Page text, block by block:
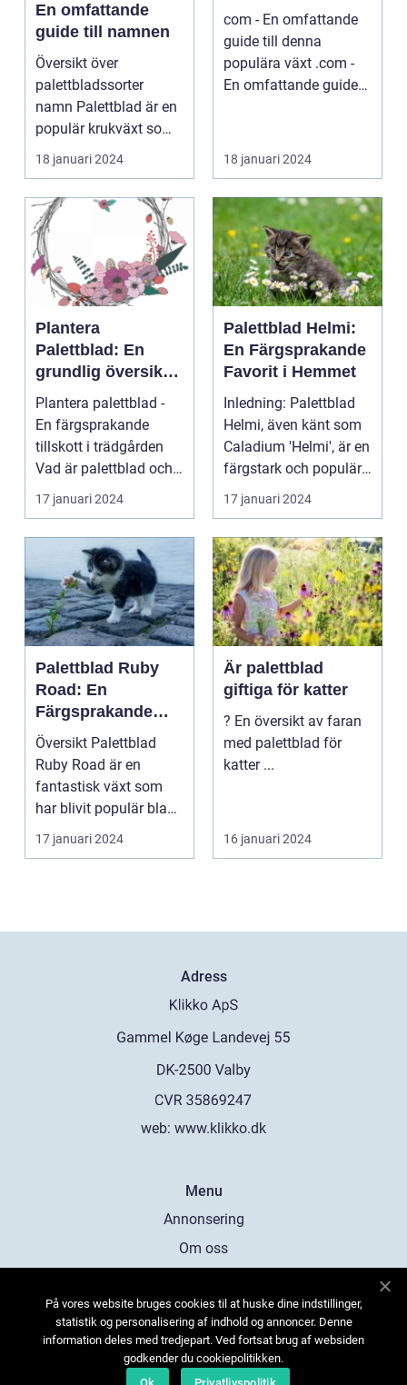
En omfattande
guide till namnen
Översikt över
palettbladssorter
namn Palettblad är en
populär krukväxt som
blivit allt mer eftertra...
18 januari 2024
com - En omfattande
guide till denna
populära växt .com -
En omfattande guide
18 januari 2024
Plantera
Palettblad: En
grundlig översikt
och presentation
Plantera palettblad -
En färgsprakande
tillskott i trädgården
Vad är palettblad och
vilka typer fin...
17 januari 2024
Palettblad Helmi:
En Färgsprakande
Favorit i Hemmet
Inledning: Palettblad
Helmi, även känt som
Caladium 'Helmi', är en
färgstark och populär
växt som ha...
17 januari 2024
Palettblad Ruby
Road: En
Färgsprakande
Skapelse För
Trädgården
Översikt Palettblad
Ruby Road är en
fantastisk växt som
har blivit populär bland
trädgårdsentusiast...
17 januari 2024
Är palettblad
giftiga för katter
? En översikt av faran
med palettblad för
katter ...
16 januari 2024
Adress
web: www.klikko.dk
Menu
Annonsering
Om oss
Kontakta oss
Sitemap
På vores website bruges cookies til at huske dine indstillinger,
statistik og personalisering af indhold og annoncer. Denne
information deles med tredjepart. Ved fortsat brug af websiden
godkender du cookiepolitikken.